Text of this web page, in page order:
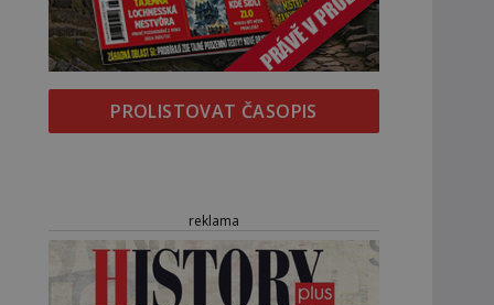
PROLISTOVAT ČASOPIS
reklama